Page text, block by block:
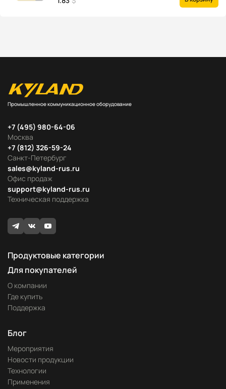
Промышленное коммуникационное оборудование
Москва
+7 (495) 980-64-06
Офис продаж
sales@kyland-rus.ru
Санкт-Петербург
+7 (812) 326-59-24
Техническая поддержка
support@kyland-rus.ru
Продуктовые категории
Для покупателей
О компании
Где купить
Поддержка
Блог
Мероприятия
Новости продукции
Технологии
Применения